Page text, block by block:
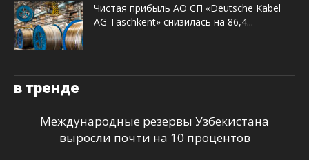
Чистая прибыль АО СП «Deutsche Kabel
AG Taschkent» снизилась на 86,4...
в тренде
Международные резервы Узбекистана
выросли почти на 10 процентов